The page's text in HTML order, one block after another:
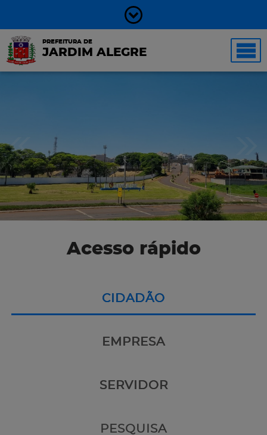
PREFEITURA DE
JARDIM ALEGRE
Acesso rápido
CIDADÃO
EMPRESA
SERVIDOR
PESQUISA